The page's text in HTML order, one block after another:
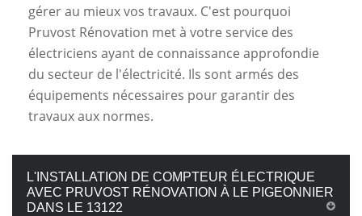
gérer au mieux vos travaux. C'est pourquoi
Pruvost Rénovation met à votre service des
électriciens ayant de connaissance approfondie
du secteur de l'électricité. Ils sont armés des
équipements nécessaires pour garantir des
travaux aux normes.
L'INSTALLATION DE COMPTEUR ÉLECTRIQUE
AVEC PRUVOST RÉNOVATION À LE PIGEONNIER
DANS LE 13122